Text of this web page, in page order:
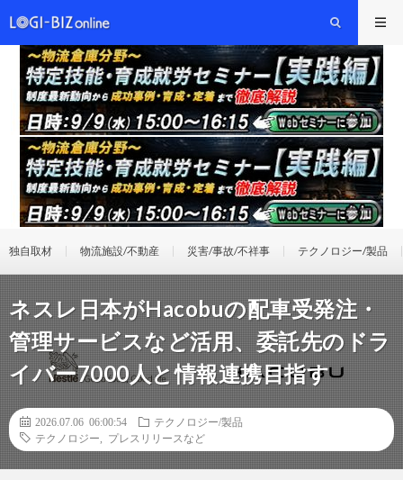
独自取材 物流施設/不動産 災害/事故/不祥事 テクノロジー/製品
ネスレ日本がHacobuの配車受発注・
管理サービスなど活用、委託先のドラ
イバー7000人と情報連携目指す
2026.07.06 06:00:54
テクノロジー/製品
テクノロジー
プレスリリースなど